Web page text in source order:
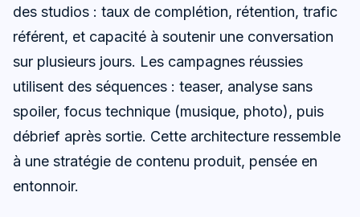
des studios : taux de complétion, rétention, trafic
référent, et capacité à soutenir une conversation
sur plusieurs jours. Les campagnes réussies
utilisent des séquences : teaser, analyse sans
spoiler, focus technique (musique, photo), puis
débrief après sortie. Cette architecture ressemble
à une stratégie de contenu produit, pensée en
entonnoir.